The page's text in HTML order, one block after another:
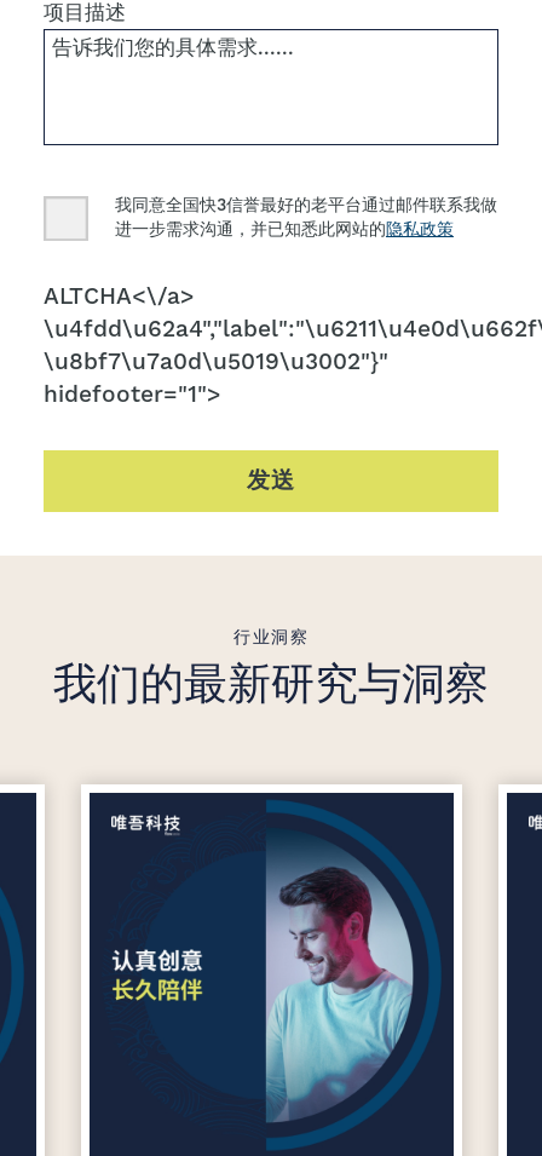
项目描述
Consent
我同意全国快3信誉最好的老平台通过邮件联系我做
进一步需求沟通，并已知悉此网站的隐私政策
CAPTCHA
ALTCHA<\/a>
\u8bf7\u7a0d\u5019\u3002"}"
hidefooter="1">
发送
行业洞察
我们的最新研究与洞察